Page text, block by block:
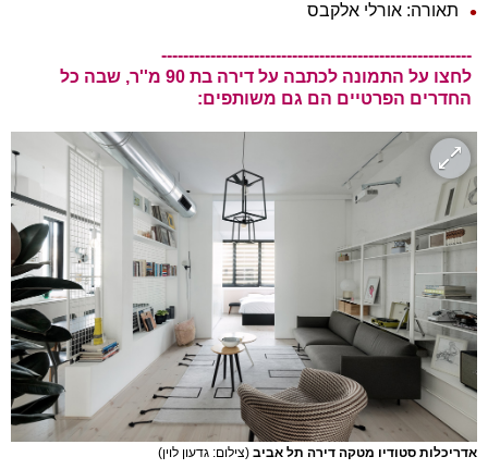
תאורה: אורלי אלקבס
---------------------------------------------------------
לחצו על התמונה לכתבה על דירה בת 90 מ''ר, שבה כל
החדרים הפרטיים הם גם משותפים:
אדריכלות סטודיו מטקה דירה תל אביב (צילום: גדעון לוין)